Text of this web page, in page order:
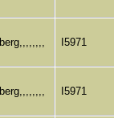
I5971
I5971